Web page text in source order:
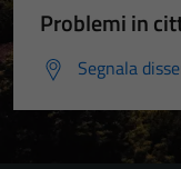
Problemi in
Segnala